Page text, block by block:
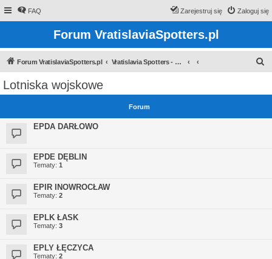
FAQ Zaloguj się
Zarejestruj się
Forum VratislaviaSpotters.pl
Forum VratislaviaSpotters.pl Vratislavia Spotters - Wroclawska grupa spotterska
a
Lotniska wojskowe
Forum
EPDA DARŁOWO
EPDE DĘBLIN
Tematy: 1
EPIR INOWROCŁAW
Tematy: 2
EPLK ŁASK
Tematy: 3
EPLY ŁĘCZYCA
Tematy: 2